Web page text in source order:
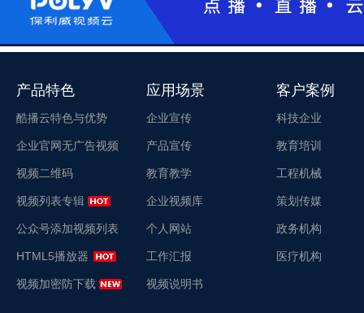
产品特色
酷播云特色与优势
企业官网无广告视频
视频二维码
视频列表专辑
公众号添加视频列表
HTML5播放器
视频加密防下载
应用场景
企业宣传
产品宣传
教育教学
企业视频库
个人网站
工作汇报
视频说明书
客户案例
科技企业
教育培训
工程机械
策划传媒
政务机构
医疗机构